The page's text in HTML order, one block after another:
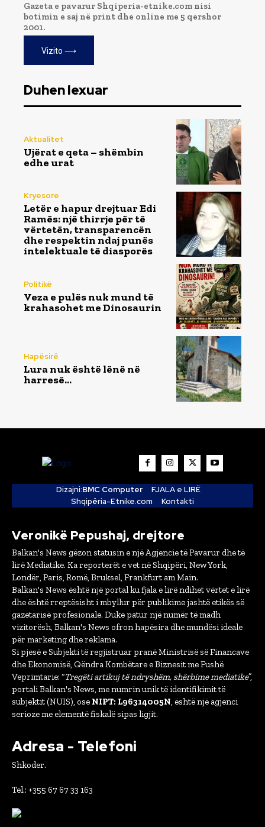
Gazeta e pavarur Shqiperia-etnike.com nisi
botimin e saj në print dhe online me 5 qershor
2001.
Vizito ⟶
Duhen lexuar
Aktualitet
Ujërat e qeta – shëmbin
edhe urat
Kryesore
Letër e hapur drejtuar Edi
Ramës: një thirrje për të
vërtetën, transparencën
dhe respektin ndaj punës
intelektuale të diasporës
Politikë
Veza e pulës nuk mund të
krahasohet me Dinosaurin
Hapësirë
Lura nuk është lënë në
harresë…
Dizajni:BMC Computer
FJALA e LIRË
Shqipëria-Etnike.com
Kontakti
Veronikë Pepushaj, drejtore
Balkan's News gëzon statusin e një Agjencie të Pavarur dhe të
lirë Mediatike. Ka reporterët e vet në Shqipëri, New York,
Londër, Paris, Romë, Bruksel, Frankfurt am Main.
Balkan's News është një portal ku fjala e lirë ndihet vërtet e lirë
dhe është rreptësisht i mbyllur për publikime jashtë etikës së
gazetarisë profesionale. Duke patur një numër të madh
vizitorësh, Balkan's News ofron hapësira dhe mundësi ideale
për marketing dhe reklama.
Si pjesë e Subjekti të regjistruar pranë Ministrisë së Financave
dhe Ekonomisë, Qëndra Kombëtare e Biznesit me Fushë
Veprimtarie: “Tregëti artikuj të ndryshëm, shërbime mediatike”,
portali Balkan's News, me numrin unik të identifikimit të
subjektit (NUIS), ose NIPT: L96314005N, është një agjenci
serioze me elementë fiskalë sipas ligjit.
Adresa - Telefoni
Shkoder.
Tel.: +355 67 67 33 163